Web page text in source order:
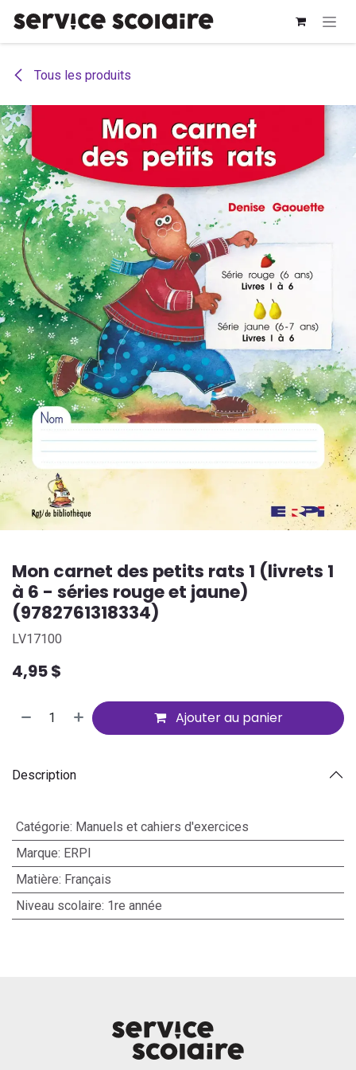
Tous les produits
Mon carnet des petits rats 1 (livrets 1
à 6 - séries rouge et jaune)
(9782761318334)
LV17100
4,95$
Ajouter au panier
Description
Catégorie: Manuels et cahiers d'exercices
Marque: ERPI
Matière: Français
Niveau scolaire: 1re année